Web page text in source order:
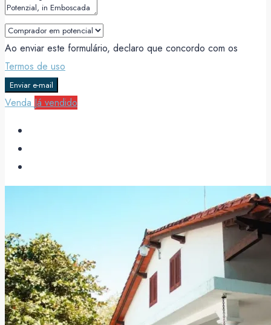
Ao enviar este formulário, declaro que concordo com os
Termos de uso
Enviar e-mail
Venda Já vendido